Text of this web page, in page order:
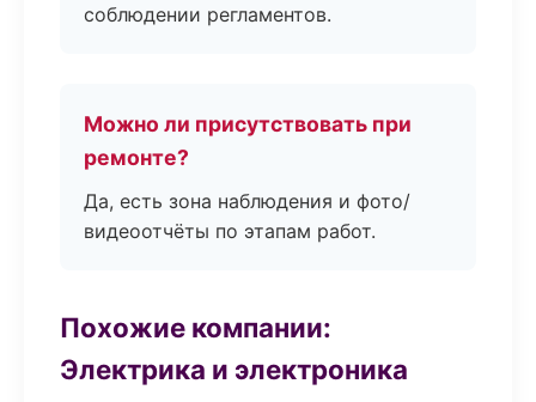
соблюдении регламентов.
Можно ли присутствовать при
ремонте?
Да, есть зона наблюдения и фото/
видеоотчёты по этапам работ.
Похожие компании:
Электрика и электроника